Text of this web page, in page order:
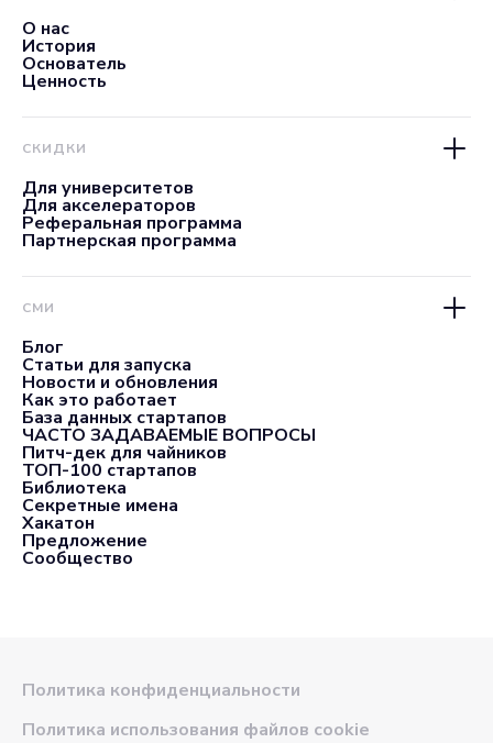
О нас
История
Основатель
Ценность
СКИДКИ
Для университетов
Для акселераторов
Реферальная программа
Партнерская программа
СМИ
Блог
Статьи для запуска
Новости и обновления
Как это работает
База данных стартапов
ЧАСТО ЗАДАВАЕМЫЕ ВОПРОСЫ
Питч-дек для чайников
ТОП-100 стартапов
Библиотека
Секретные имена
Хакатон
Предложение
Сообщество
Политика конфиденциальности
Политика использования файлов cookie